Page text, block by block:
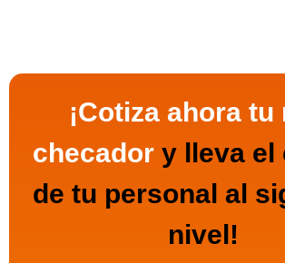
¡Cotiza ahora tu
checador y lleva el
de tu personal al
nivel!